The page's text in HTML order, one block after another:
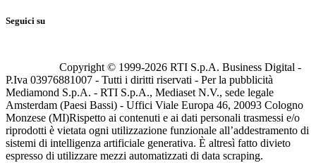
Seguici su
Copyright © 1999-2026 RTI S.p.A. Business Digital -
P.Iva 03976881007 - Tutti i diritti riservati - Per la pubblicità
Mediamond S.p.A. - RTI S.p.A., Mediaset N.V., sede legale
Amsterdam (Paesi Bassi) - Uffici Viale Europa 46, 20093 Cologno
Monzese (MI)Rispetto ai contenuti e ai dati personali trasmessi e/o
riprodotti è vietata ogni utilizzazione funzionale all’addestramento di
sistemi di intelligenza artificiale generativa. È altresì fatto divieto
espresso di utilizzare mezzi automatizzati di data scraping.